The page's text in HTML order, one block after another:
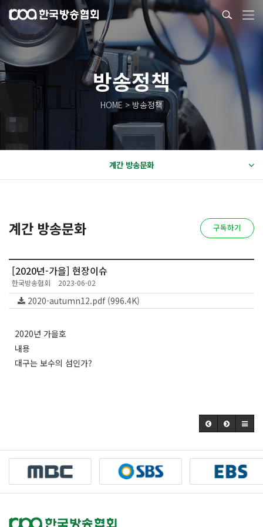
방송정책
HOME > 방송정책
계간 방송문화
계간 방송문화 구독하기
[2020년-가을] 현장이슈
한국방송협회 2023-06-02
2020-autumn12.pdf (996.4K)
2020년 가을호
내용
대구는 보수의 섬인가?